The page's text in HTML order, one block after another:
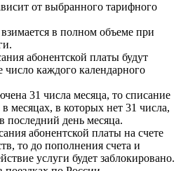
от выбранного тарифного
в полном объеме при
абонентской платы будут
число каждого календарного
31 числа месяца, то списание
месяцах, в которых нет 31 числа,
последний день месяца.
абонентской платы на счете
то до пополнения счета и
услуги будет заблокировано.